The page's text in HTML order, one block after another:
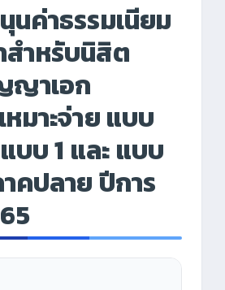
ค่าธรรมเนียม
ำหรับนิสิต
ญาเอก
มาะจ่าย แบบ
บบ 1 และ แบบ
คปลาย ปีการ